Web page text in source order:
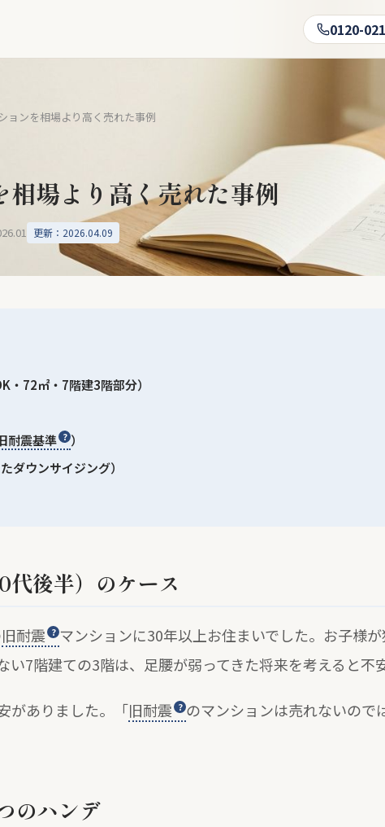
0120-
ョンを相場より高く売れた事例
相場より高く売れた事例
更新：2026.04.09
・72㎡・7階建3階部分）
耐震基準
）
ダウンサイジング）
後半）のケース
旧耐震
マンションに30年以上お住まいでした。お子様
7階建ての3階は、足腰が弱ってきた将来を考えると不
がありました。「旧耐震
のマンションは売れないの
のハンデ